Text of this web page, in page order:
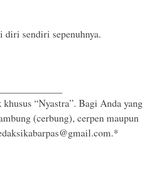
sendiri sepenuhnya.
“Nyastra”. Bagi Anda yang
(cerbung), cerpen maupun